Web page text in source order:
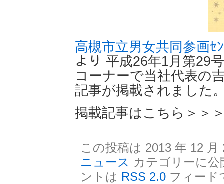
高槻市立男女共同参画ｾ
より 平成26年1月第29
コーナーで当社代表の
記事が掲載されました
掲載記事はこちら＞＞
この投稿は 2013 年 12
ニュース カテゴリーに
ントは RSS 2.0 フィード